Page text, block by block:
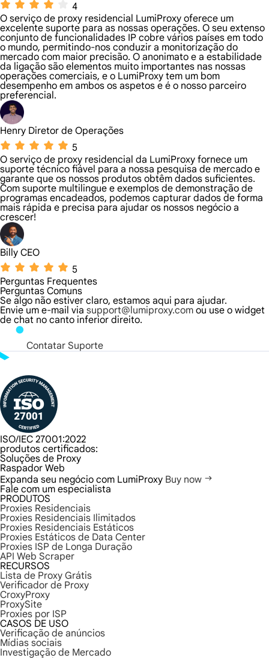
4
O serviço de proxy residencial LumiProxy oferece um
excelente suporte para as nossas operações. O seu extenso
conjunto de funcionalidades IP cobre vários países em todo
o mundo, permitindo-nos conduzir a monitorização do
mercado com maior precisão. O anonimato e a estabilidade
da ligação são elementos muito importantes nas nossas
operações comerciais, e o LumiProxy tem um bom
desempenho em ambos os aspetos e é o nosso parceiro
preferencial.
Henry Diretor de Operações
5
O serviço de proxy residencial da LumiProxy fornece um
suporte técnico fiável para a nossa pesquisa de mercado e
garante que os nossos produtos obtêm dados suficientes.
Com suporte multilingue e exemplos de demonstração de
programas encadeados, podemos capturar dados de forma
mais rápida e precisa para ajudar os nossos negócio a
crescer!
Billy CEO
5
Perguntas Frequentes
Perguntas Comuns
Se algo não estiver claro, estamos aqui para ajudar.
Envie um e-mail via support@lumiproxy.com ou use o widget
de chat no canto inferior direito.
Contatar Suporte
ISO/IEC 27001:2022
produtos certificados:
Soluções de Proxy
Raspador Web
Expanda seu negócio com LumiProxy Buy now
Fale com um especialista
PRODUTOS
Proxies Residenciais
Proxies Residenciais Ilimitados
Proxies Residenciais Estáticos
Proxies Estáticos de Data Center
Proxies ISP de Longa Duração
API Web Scraper
RECURSOS
Lista de Proxy Grátis
Verificador de Proxy
CroxyProxy
ProxySite
Proxies por ISP
CASOS DE USO
Verificação de anúncios
Mídias sociais
Investigação de Mercado